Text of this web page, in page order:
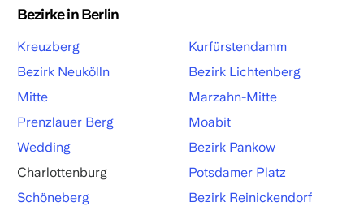
Bezirke in Berlin
Kreuzberg
Bezirk Neukölln
Mitte
Prenzlauer Berg
Wedding
Charlottenburg
Schöneberg
Kurfürstendamm
Bezirk Lichtenberg
Marzahn-Mitte
Moabit
Bezirk Pankow
Potsdamer Platz
Bezirk Reinickendorf